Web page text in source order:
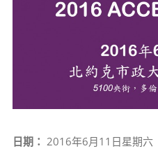
日期： 2016年6月11日星期六